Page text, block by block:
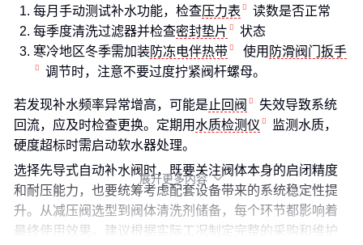
每月手动测试补水功能，检查压力表
读数是否正常
每季度清洗过滤器并检查密封垫片
状态
寒冷地区冬季需加装防冻电伴热带 使用 防滑阀门扳手
调节时，注意不要过度拧紧阀杆螺母。
若发现补水频率异常增高，可能是 止回阀
失效导致系统
回流，应及时检查更换。定期用 水质检测仪
监测水质，
硬度超标时需启动软水器处理。
选择先导式自动补水阀时，既要关注阀体本身的启闭精度
和耐压能力，也要统筹考虑配套设备带来的系统稳定性提
升。从减压阀选型到阀体清洗剂储备，每个环节都影响着
最终使用效果。建议根据实际工况制定完整的采购和维护
展开更多内容 